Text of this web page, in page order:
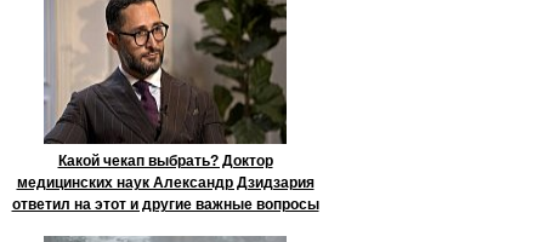
Какой чекап выбрать? Доктор
медицинских наук Александр Дзидзария
ответил на этот и другие важные вопросы